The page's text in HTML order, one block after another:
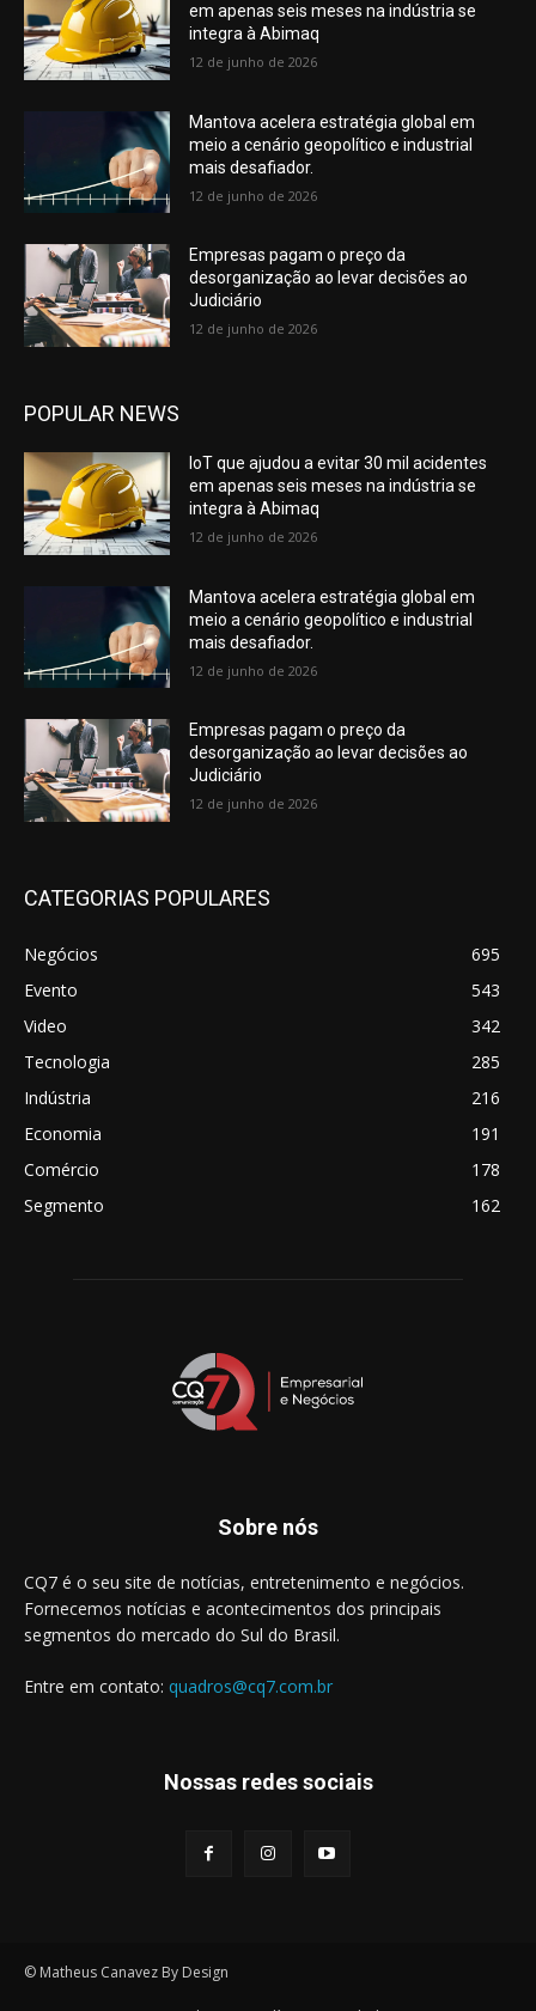
em apenas seis meses na indústria se
integra à Abimaq
12 de junho de 2026
Mantova acelera estratégia global em
meio a cenário geopolítico e industrial
mais desafiador.
12 de junho de 2026
Empresas pagam o preço da
desorganização ao levar decisões ao
Judiciário
12 de junho de 2026
POPULAR NEWS
IoT que ajudou a evitar 30 mil acidentes
em apenas seis meses na indústria se
integra à Abimaq
12 de junho de 2026
Mantova acelera estratégia global em
meio a cenário geopolítico e industrial
mais desafiador.
12 de junho de 2026
Empresas pagam o preço da
desorganização ao levar decisões ao
Judiciário
12 de junho de 2026
CATEGORIAS POPULARES
Negócios
695
Evento
543
Video
342
Tecnologia
285
Indústria
216
Economia
191
Comércio
178
Segmento
162
Sobre nós
CQ7 é o seu site de notícias, entretenimento e negócios.
Fornecemos notícias e acontecimentos dos principais
segmentos do mercado do Sul do Brasil.
Entre em contato: quadros@cq7.com.br
Nossas redes sociais
© Matheus Canavez By Design